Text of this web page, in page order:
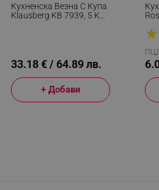
Кухненска Везна С Купа
Klausberg KB 7939, 5 Kg,
33.18 € / 64.89 лв.
+ Добави